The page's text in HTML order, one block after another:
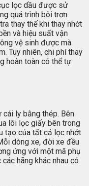
lọc dầu được sử
quá trình bôi trơn
thay thế khi thay nhớt
và hiệu suất vận
vệ sinh được mà
Tuy nhiên, chi phí thay
hoàn toàn có thể tự
cái ly bằng thép. Bên
lõi lọc giấy bên trong
tạo của tất cả lọc nhớt
dòng xe, đời xe đều
ứng với một mã phụ
hãng khác nhau có